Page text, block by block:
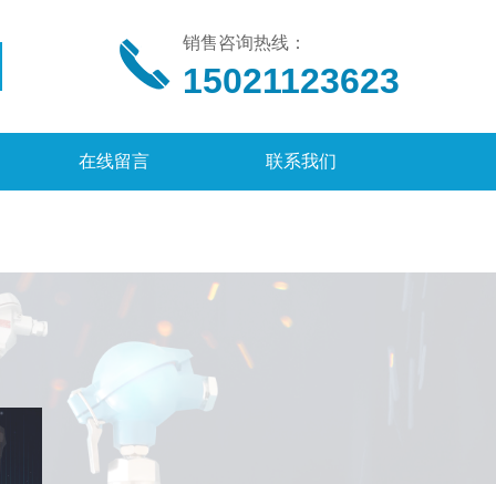
销售咨询热线：
15021123623
在线留言 联系我们